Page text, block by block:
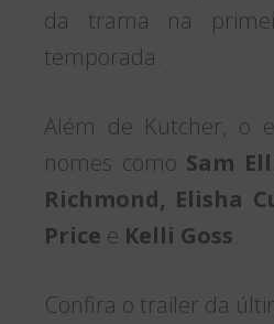
da trama na
temporada.
Além de Kutcher, o
nomes como Sam
Richmond, Elisha
Price e Kelli Goss.
Confira o trailer da